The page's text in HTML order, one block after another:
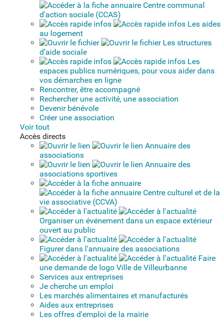
Centre communal
d'action sociale (CCAS)
Les aides
au logement
Les structures
d’aide sociale
Les
espaces publics numériques, pour vous aider dans
vos démarches en ligne
Rencontrer, être accompagné
Rechercher une activité, une association
Devenir bénévole
Créer une association
Voir tout
Accès directs
Annuaire des
associations
Annuaire des
associations sportives
Centre culturel et de la
vie associative (CCVA)
Organiser un événement dans un espace extérieur
ouvert au public
Figurer dans l'annuaire des associations
Faire
une demande de logo Ville de Villeurbanne
Services aux entreprises
Je cherche un emploi
Les marchés alimentaires et manufacturés
Aides aux entreprises
Les offres d'emploi de la mairie